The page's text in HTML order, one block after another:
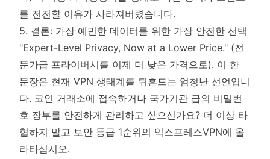
물
렀
지
만,
현
재
특
별
로
를 전전할 이유가 사라져버렸습니다.
5. 결론: 가장 예민한 데이터를 위한 가장 안전한 선택
"Expert-Level Privacy, Now at a Lower Price." (전
문가급 프라이버시를 이제 더 낮은 가격으로). 이 한
문장은 현재 VPN 생태계를 뒤흔드는 엄청난 선언입니
다. 코인 거래소에 접속하거나 국가기관 급의 비밀번
호 장부를 안전하게 관리하고 싶으신가요? 더 이상 타
협하지 말고 보안 등급 1순위의 익스프레스VPN에 올
라타십시오.